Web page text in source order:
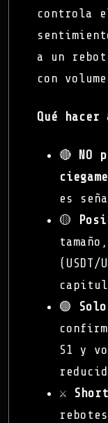
controla
a un
con
Qué hacer
🔴 NO
es
🟡
🟢
S1 y
⚔️